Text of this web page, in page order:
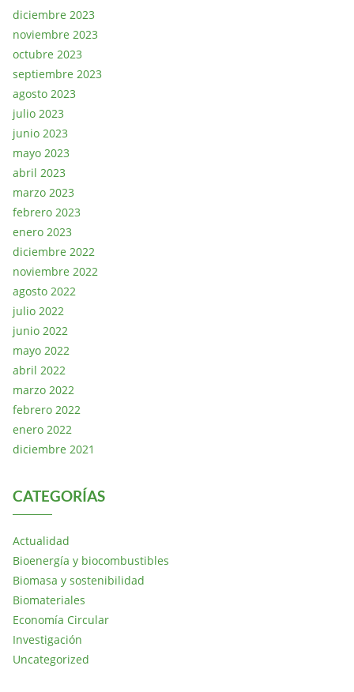
diciembre 2023
noviembre 2023
octubre 2023
septiembre 2023
agosto 2023
julio 2023
junio 2023
mayo 2023
abril 2023
marzo 2023
febrero 2023
enero 2023
diciembre 2022
noviembre 2022
agosto 2022
julio 2022
junio 2022
mayo 2022
abril 2022
marzo 2022
febrero 2022
enero 2022
diciembre 2021
CATEGORÍAS
Actualidad
Bioenergía y biocombustibles
Biomasa y sostenibilidad
Biomateriales
Economía Circular
Investigación
Uncategorized